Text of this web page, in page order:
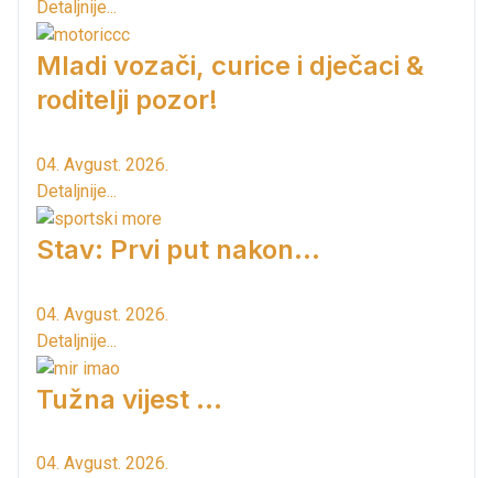
Detaljnije...
Mladi vozači, curice i dječaci &
roditelji pozor!
04. Avgust. 2026.
Detaljnije...
Stav: Prvi put nakon…
04. Avgust. 2026.
Detaljnije...
Tužna vijest ...
04. Avgust. 2026.